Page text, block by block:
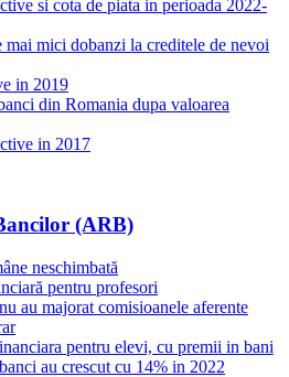
si cota de piata in perioada 2022-
mici dobanzi la creditele de nevoi
in 2019
din Romania dupa valoarea
in 2017
(ARB)
neschimbată
pentru profesori
au majorat comisioanele aferente
pentru elevi, cu premii in bani
au crescut cu 14% in 2022